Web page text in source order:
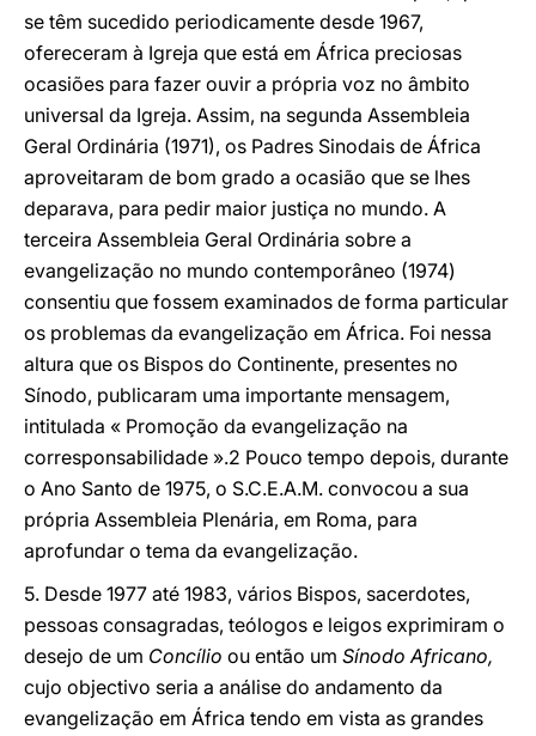
se têm sucedido periodicamente desde 1967,
ofereceram à Igreja que está em África preciosas
ocasiões para fazer ouvir a própria voz no âmbito
universal da Igreja. Assim, na segunda Assembleia
Geral Ordinária (1971), os Padres Sinodais de África
aproveitaram de bom grado a ocasião que se lhes
deparava, para pedir maior justiça no mundo. A
terceira Assembleia Geral Ordinária sobre a
evangelização no mundo contemporâneo (1974)
consentiu que fossem examinados de forma particular
os problemas da evangelização em África. Foi nessa
altura que os Bispos do Continente, presentes no
Sínodo, publicaram uma importante mensagem,
intitulada « Promoção da evangelização na
corresponsabilidade ».2 Pouco tempo depois, durante
o Ano Santo de 1975, o S.C.E.A.M. convocou a sua
própria Assembleia Plenária, em Roma, para
aprofundar o tema da evangelização.
5. Desde 1977 até 1983, vários Bispos, sacerdotes,
pessoas consagradas, teólogos e leigos exprimiram o
desejo de um Concílio ou então um Sínodo Africano,
cujo objectivo seria a análise do andamento da
evangelização em África tendo em vista as grandes